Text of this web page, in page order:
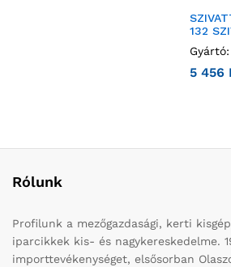
132
Gyártó:
5 456
Rólunk
Profilunk a mezőgazdasági, kerti
iparcikkek kis- és nagykereskedelme.
importtevékenységet, elsősorban